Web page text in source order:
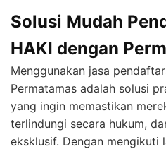
Solusi Mudah
HAKI dengan
Menggunakan jasa
Permatamas adalah solusi
yang ingin memastikan
terlindungi secara hukum,
eksklusif. Dengan mengikuti